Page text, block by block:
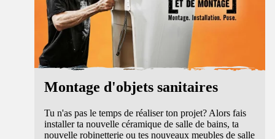
Montage d'objets sanitaires
Tu n'as pas le temps de réaliser ton projet? Alors fais
installer ta nouvelle céramique de salle de bains, ta
nouvelle robinetterie ou tes nouveaux meubles de salle